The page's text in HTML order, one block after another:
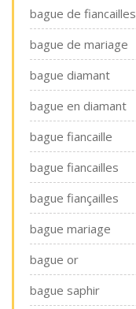
bague de fiancailles
bague de mariage
bague diamant
bague en diamant
bague fiancaille
bague fiancailles
bague fiançailles
bague mariage
bague or
bague saphir